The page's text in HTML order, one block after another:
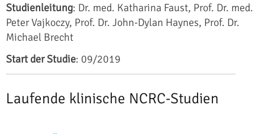
Studienleitung: Dr. med. Katharina Faust, Prof. Dr. med.
Peter Vajkoczy, Prof. Dr. John-Dylan Haynes, Prof. Dr.
Michael Brecht
Start der Studie: 09/2019
Laufende klinische NCRC-Studien